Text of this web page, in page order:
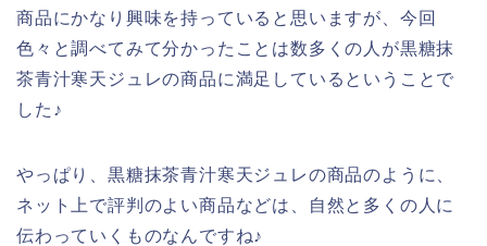
商品にかなり興味を持っていると思いますが、今回
色々と調べてみて分かったことは数多くの人が黒糖抹
茶青汁寒天ジュレの商品に満足しているということで
した♪
やっぱり、黒糖抹茶青汁寒天ジュレの商品のように、
ネット上で評判のよい商品などは、自然と多くの人に
伝わっていくものなんですね♪